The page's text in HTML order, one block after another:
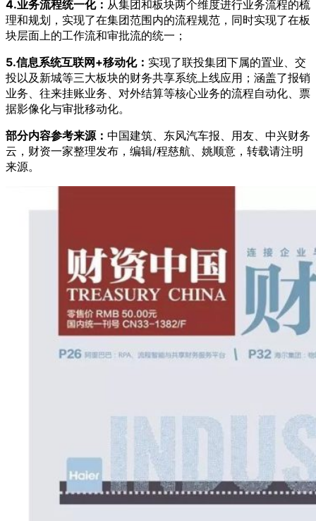
4.业务流程统一化： 从集团和板块两个维度进行业务流程的梳
理和规划，实现了在集团范围内的流程规范，同时实现了在板
块层面上的工作流和审批流的统一；
5.信息系统互联网+移动化： 实现了联投集团下属的置业、交
投以及新城等三大板块的财务共享系统上线应用；涵盖了报销
业务、往来挂账业务、对外结算等核心业务的流程自动化、票
据影像化与审批移动化。
部分内容参考来源： 中国建筑、东风汽车报、用友、中兴财务
云，财资一家整理发布，编辑/程慈航、姚顺意，转载请注明
来源。